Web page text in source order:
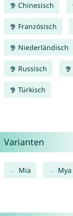
Chinesisch
Französisch
Niederländisch
Russisch
Türkisch
Varianten
Mia Mya